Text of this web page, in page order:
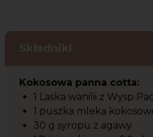
Składniki
Kokosowa panna cotta:
1 Laska wanilii z Wysp
1 puszka mleka
30 g syropu z agawy